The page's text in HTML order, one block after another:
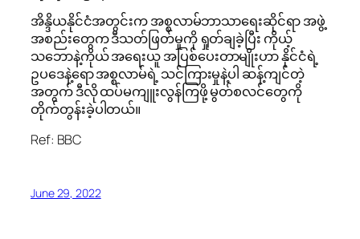
အိန္ဒိယနိုင်ငံအတွင်းက အစ္စလာမ်ဘာသာရေးဆိုင်ရာ အဖွဲ့
အစည်းတွေက ဒီသတ်ဖြတ်မှုကို ရှုတ်ချခဲ့ပြီး ကိုယ့်
သဘောနဲ့ကိုယ် အရေးယူ အပြစ်ပေးတာမျိုးဟာ နိုင်ငံရဲ့
ဥပဒေနဲ့ရော အစ္စလာမ်ရဲ့ သင်ကြားမှုနဲ့ပါ ဆန့်ကျင်တဲ့
အတွက် ဒီလို ထပ်မကျူးလွန်ကြဖို့ မွတ်စလင်တွေကို
တိုက်တွန်းခဲ့ပါတယ်။
Ref: BBC
June 29, 2022